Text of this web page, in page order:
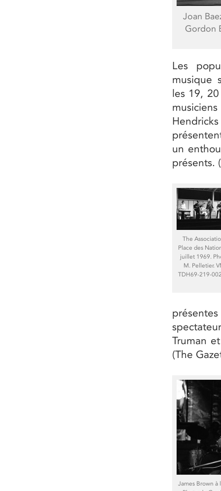
Joan
Gordon
Les
musique
les 19,
un
présents.
The
Place des
juillet 1969.
M. Pelletier.
TDH69-219-
Truman
(The
James Brown à